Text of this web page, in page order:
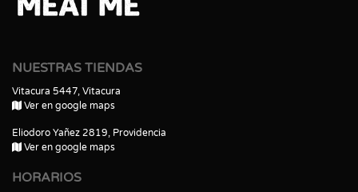
NUESTRAS TIENDAS
Vitacura 5447, Vitacura
Ver en google maps
Eliodoro Yañez 2819, Providencia
Ver en google maps
HORARIOS